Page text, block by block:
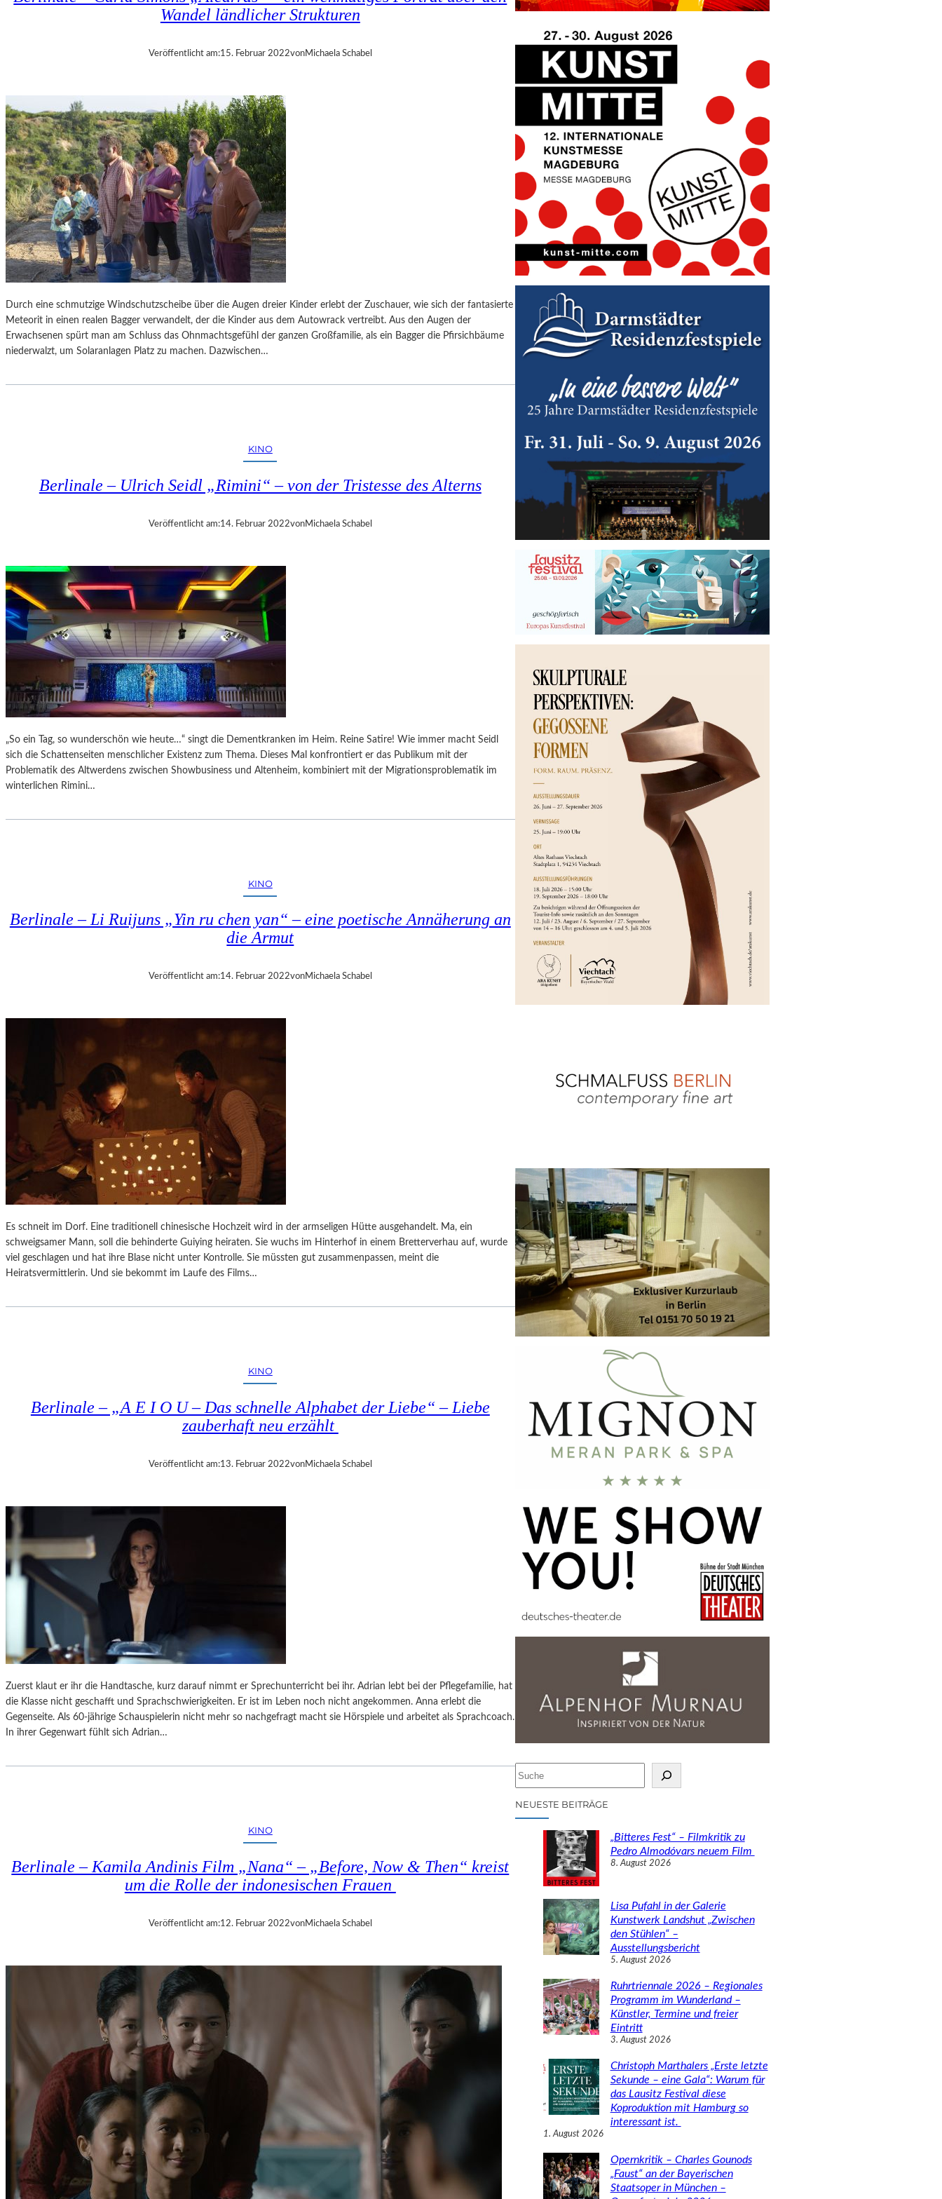
Wandel ländlicher Strukturen
Veröffentlicht am:15. Februar 2022vonMichaela Schabel
Durch eine schmutzige Windschutzscheibe über die Augen dreier Kinder erlebt der Zuschauer, wie sich der fantasierte
Meteorit in einen realen Bagger verwandelt, der die Kinder aus dem Autowrack vertreibt. Aus den Augen der
Erwachsenen spürt man am Schluss das Ohnmachtsgefühl der ganzen Großfamilie, als ein Bagger die Pfirsichbäume
niederwalzt, um Solaranlagen Platz zu machen. Dazwischen…
KINO
Berlinale – Ulrich Seidl „Rimini“ – von der Tristesse des Alterns
Veröffentlicht am:14. Februar 2022vonMichaela Schabel
„So ein Tag, so wunderschön wie heute…“ singt die Dementkranken im Heim. Reine Satire! Wie immer macht Seidl
sich die Schattenseiten menschlicher Existenz zum Thema. Dieses Mal konfrontiert er das Publikum mit der
Problematik des Altwerdens zwischen Showbusiness und Altenheim, kombiniert mit der Migrationsproblematik im
winterlichen Rimini…
KINO
Berlinale – Li Ruijuns „Yin ru chen yan“ – eine poetische Annäherung an
die Armut
Veröffentlicht am:14. Februar 2022vonMichaela Schabel
Es schneit im Dorf. Eine traditionell chinesische Hochzeit wird in der armseligen Hütte ausgehandelt. Ma, ein
schweigsamer Mann, soll die behinderte Guiying heiraten. Sie wuchs im Hinterhof in einem Bretterverhau auf, wurde
viel geschlagen und hat ihre Blase nicht unter Kontrolle. Sie müssten gut zusammenpassen, meint die
Heiratsvermittlerin. Und sie bekommt im Laufe des Films…
KINO
Berlinale – „A E I O U – Das schnelle Alphabet der Liebe“ – Liebe
zauberhaft neu erzählt
Veröffentlicht am:13. Februar 2022vonMichaela Schabel
Zuerst klaut er ihr die Handtasche, kurz darauf nimmt er Sprechunterricht bei ihr. Adrian lebt bei der Pflegefamilie, hat
die Klasse nicht geschafft und Sprachschwierigkeiten. Er ist im Leben noch nicht angekommen. Anna erlebt die
Gegenseite. Als 60-jährige Schauspielerin nicht mehr so nachgefragt macht sie Hörspiele und arbeitet als Sprachcoach.
In ihrer Gegenwart fühlt sich Adrian…
KINO
Berlinale – Kamila Andinis Film „Nana“ – „Before, Now & Then“ kreist
um die Rolle der indonesischen Frauen
Veröffentlicht am:12. Februar 2022vonMichaela Schabel
S
u
c
h
NEUESTE BEITRÄGE
„Bitteres Fest“ – Filmkritik zu
Pedro Almodóvars neuem Film
8. August 2026
Lisa Pufahl in der Galerie
Kunstwerk Landshut „Zwischen
den Stühlen“ –
Ausstellungsbericht
5. August 2026
Ruhrtriennale 2026 – Regionales
Programm im Wunderland –
Künstler, Termine und freier
Eintritt
3. August 2026
Christoph Marthalers „Erste letzte
Sekunde – eine Gala“: Warum für
das Lausitz Festival diese
Koproduktion mit Hamburg so
interessant ist.
1. August 2026
Opernkritik – Charles Gounods
„Faust“ an der Bayerischen
Staatsoper in München –